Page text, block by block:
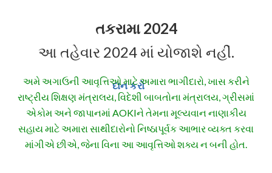
દાન કરો
તકરામા 2024
આ તહેવાર 2024 માં યોજાશે નહીં.
અમે અગાઉની આવૃત્તિઓ માટે અમારા ભાગીદારો, ખાસ કરીને
રાષ્ટ્રીય શિક્ષણ મંત્રાલય, વિદેશી બાબતોના મંત્રાલય, ગ્રીસમાં
એકોમ અને જાપાનમાં AOKIને તેમના મૂલ્યવાન નાણાકીય
સહાય માટે અમારા સાથીદારોનો નિષ્ઠાપૂર્વક આભાર વ્યક્ત કરવા
માંગીએ છીએ, જેના વિના આ આવૃત્તિઓ શક્ય ન બની હોત.